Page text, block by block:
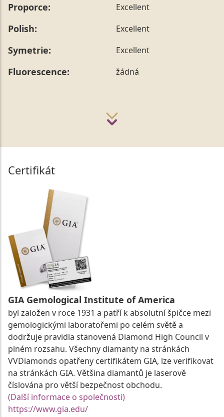
Proporce: Excellent
Polish: Excellent
Symetrie: Excellent
Fluorescence: žádná
Certifikát
GIA Gemological Institute of America
byl založen v roce 1931 a patří k absolutní špičce mezi
gemologickými laboratořemi po celém světě a
dodržuje pravidla stanovená Diamond High Council v
plném rozsahu. Všechny diamanty na stránkách
VVDiamonds opatřeny certifikátem GIA, lze verifikovat
na stránkách GIA. Většina diamantů je laserově
číslována pro větší bezpečnost obchodu.
(Další informace o společnosti)
https://www.gia.edu/